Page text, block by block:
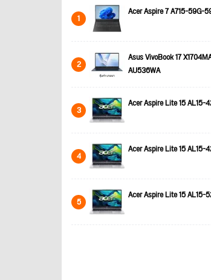
1 Acer Aspire 7 A715-59G-
2
Asus VivoBook 17
AU536WA
3 Acer Aspire Lite 15 AL15-
4 Acer Aspire Lite 15 AL15-
5 Acer Aspire Lite 15